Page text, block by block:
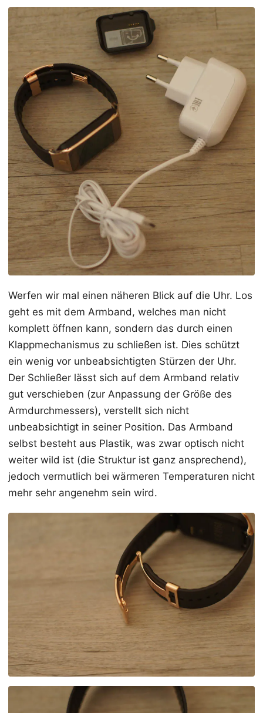
Werfen wir mal einen näheren Blick auf die Uhr. Los
geht es mit dem Armband, welches man nicht
komplett öffnen kann, sondern das durch einen
Klappmechanismus zu schließen ist. Dies schützt
ein wenig vor unbeabsichtigten Stürzen der Uhr.
Der Schließer lässt sich auf dem Armband relativ
gut verschieben (zur Anpassung der Größe des
Armdurchmessers), verstellt sich nicht
unbeabsichtigt in seiner Position. Das Armband
selbst besteht aus Plastik, was zwar optisch nicht
weiter wild ist (die Struktur ist ganz ansprechend),
jedoch vermutlich bei wärmeren Temperaturen nicht
mehr sehr angenehm sein wird.